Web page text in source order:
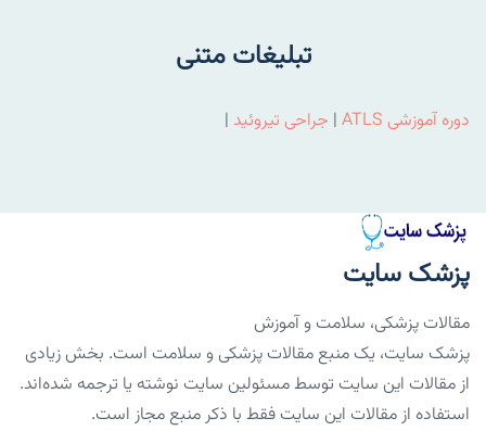
تبلیغات متنی
دوره آموزشی ATLS | جراحی تیروئید |
پزشک سایت
مقالات پزشکی، سلامت و آموزش
پزشک سایت، یک منبع مقالات پزشکی و سلامت است. بخش زیادی
از مقالات این سایت توسط مسئولین سایت نوشته یا ترجمه شده‌اند.
استفاده از مقالات این سایت فقط با ذکر منبع مجاز است.